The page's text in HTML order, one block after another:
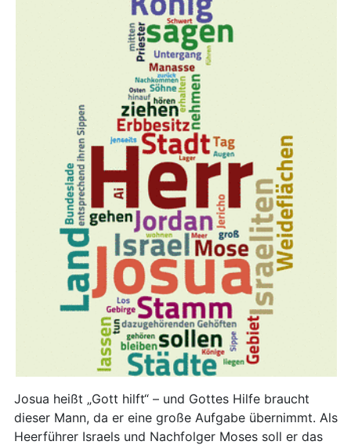
Josua heißt „Gott hilft“ – und Gottes Hilfe braucht
dieser Mann, da er eine große Aufgabe übernimmt. Als
Heerführer Israels und Nachfolger Moses soll er das